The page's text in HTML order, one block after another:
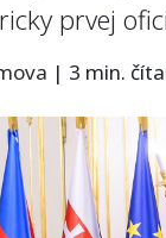
prvej
| 3 min.